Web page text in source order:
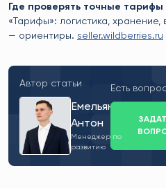
Где проверять точные тарифы
«Тарифы»: логистика,
— ориентиры. seller.wildberries.ru
Автор статьи
Емельянов
Антон
Менеджер по
развитию
Есть